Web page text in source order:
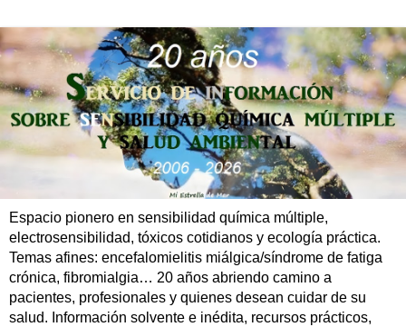
Espacio pionero en sensibilidad química múltiple,
electrosensibilidad, tóxicos cotidianos y ecología práctica.
Temas afines: encefalomielitis miálgica/síndrome de fatiga
crónica, fibromialgia… 20 años abriendo camino a
pacientes, profesionales y quienes desean cuidar de su
salud. Información solvente e inédita, recursos prácticos,